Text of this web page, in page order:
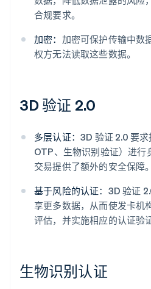
合规要求。
加密： 加密可保护传输中数
权方无法读取这些数据。
3D 验证 2.0
多层认证： 3D 验证 2.0 要
OTP、生物识别验证）进行
交易提供了额外的安全保障。
基于风险的认证： 3D 验证
享更多数据，从而使发卡机
评估，并实施相应的认证验
生物识别认证